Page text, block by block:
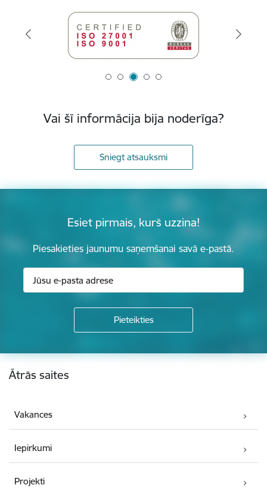
Vai šī informācija bija noderīga?
Sniegt atsauksmi
Esiet pirmais, kurš uzzina!
Piesakieties jaunumu saņemšanai savā e-pastā.
Kājene
Ātrās saites
Vakances
Iepirkumi
Projekti